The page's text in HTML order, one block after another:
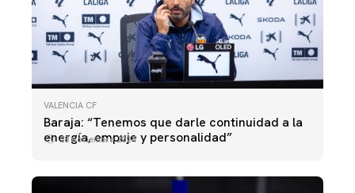
VALENCIA CF
Baraja: “Tenemos que darle continuidad a la
energía, empuje y personalidad”
28 noviembre 2024